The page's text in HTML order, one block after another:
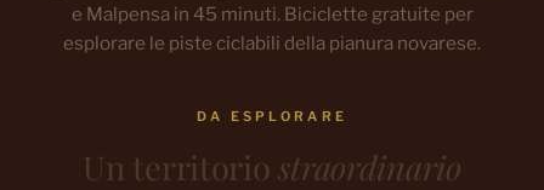
e Malpensa in 45 minuti. Biciclette gratuite per
esplorare le piste ciclabili della pianura novarese.
DA ESPLORARE
Un territoriostraordinario